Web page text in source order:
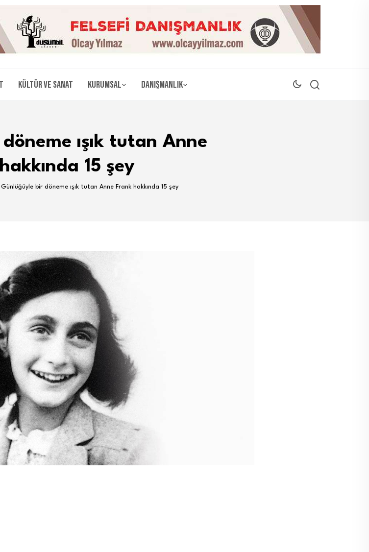
Kültür ve Sanat Kurumsal Danışmanlık
ışık tutan Anne
15 şey
Günlüğüyle bir döneme ışık tutan Anne Frank hakkında 15 şey